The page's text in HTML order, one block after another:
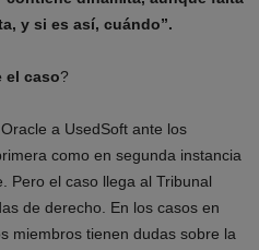
y si es así, cuándo”.
el caso?
a UsedSoft ante los
como en segunda instancia
Pero el caso llega al Tribunal
de derecho. En los casos en
miembros tienen dudas sobre la